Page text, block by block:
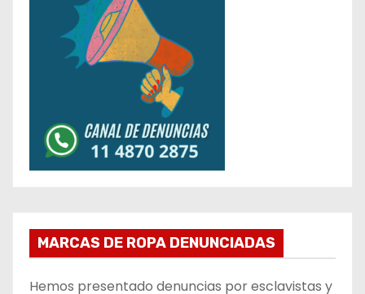
MARCAS DE ROPA DENUNCIADAS
Hemos presentado denuncias por esclavistas y